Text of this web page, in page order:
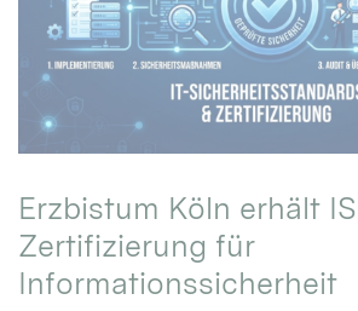
Erzbistum Köln erhält
Zertifizierung für
Informationssicherheit